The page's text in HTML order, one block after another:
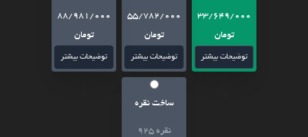
33/649/000
تومان
توضیحات بیشتر
55/782/000
تومان
توضیحات بیشتر
88/981/000
تومان
توضیحات بیشتر
ساخت نقره
نقره 925